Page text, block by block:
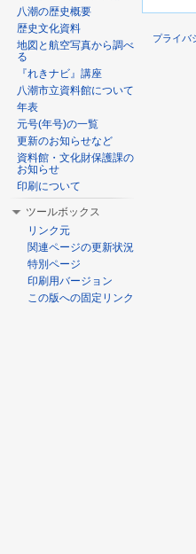
八潮の歴史概要
歴史文化資料
地図と航空写真から調べ
る
『れきナビ』講座
八潮市立資料館について
年表
元号(年号)の一覧
更新のお知らせなど
資料館・文化財保護課の
お知らせ
印刷について
ツールボックス
リンク元
関連ページの更新状況
特別ページ
印刷用バージョン
この版への固定リンク
プライバ